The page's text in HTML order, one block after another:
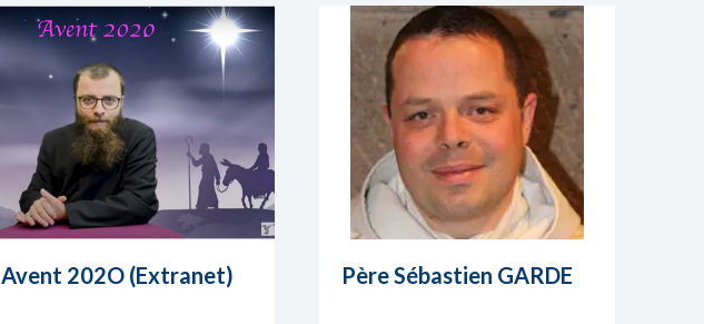
Avent 202O (Extranet) Père Sébastien GARDE